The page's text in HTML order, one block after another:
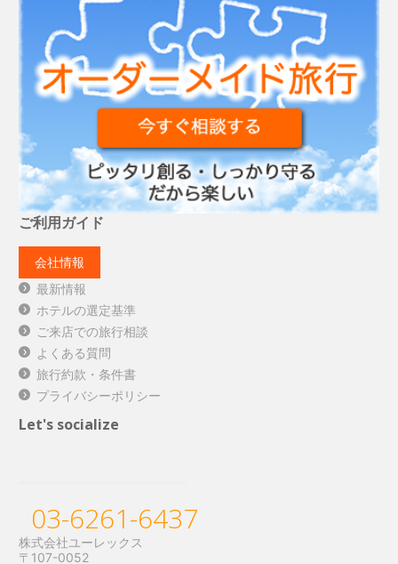
ご利用ガイド
会社情報
最新情報
ホテルの選定基準
ご来店での旅行相談
よくある質問
旅行約款・条件書
プライバシーポリシー
Let's socialize
03-6261-6437
株式会社ユーレックス
〒107-0052